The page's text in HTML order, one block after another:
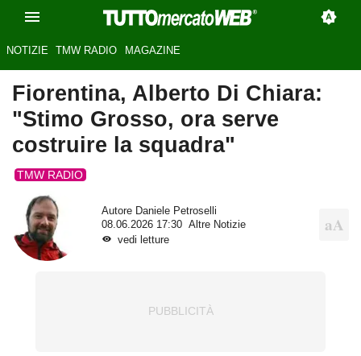
NOTIZIE TMW RADIO MAGAZINE
Fiorentina, Alberto Di Chiara:
"Stimo Grosso, ora serve
costruire la squadra"
TMW RADIO
Autore Daniele Petroselli
08.06.2026 17:30
Altre Notizie
vedi letture